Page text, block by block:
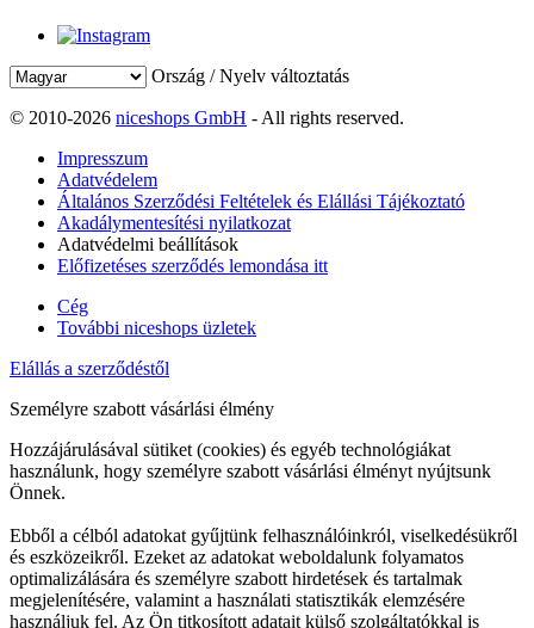
Ország / Nyelv változtatás
© 2010-2026 niceshops GmbH - All rights reserved.
Impresszum
Adatvédelem
Általános Szerződési Feltételek és Elállási Tájékoztató
Akadálymentesítési nyilatkozat
Adatvédelmi beállítások
Előfizetéses szerződés lemondása itt
Cég
További niceshops üzletek
Elállás a szerződéstől
Személyre szabott vásárlási élmény
Hozzájárulásával sütiket (cookies) és egyéb technológiákat
használunk, hogy személyre szabott vásárlási élményt nyújtsunk
Önnek.
Ebből a célból adatokat gyűjtünk felhasználóinkról, viselkedésükről
és eszközeikről. Ezeket az adatokat weboldalunk folyamatos
optimalizálására és személyre szabott hirdetések és tartalmak
megjelenítésére, valamint a használati statisztikák elemzésére
használjuk fel. Az Ön titkosított adatait külső szolgáltatókkal is